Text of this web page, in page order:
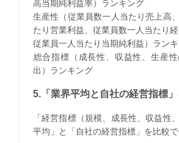
高当期純利益率）ランキング
生産性（従業員数一人当たり売上高
たり営業利益、従業員数一人当たり経
従業員一人当たり当期純利益）ラン
総合指標（成長性、収益性、生産
出）ランキング
5.「業界平均と自社の経営指標
「経営指標（規模、成長性、収益性
平均」と「自社の経営指標」を比較